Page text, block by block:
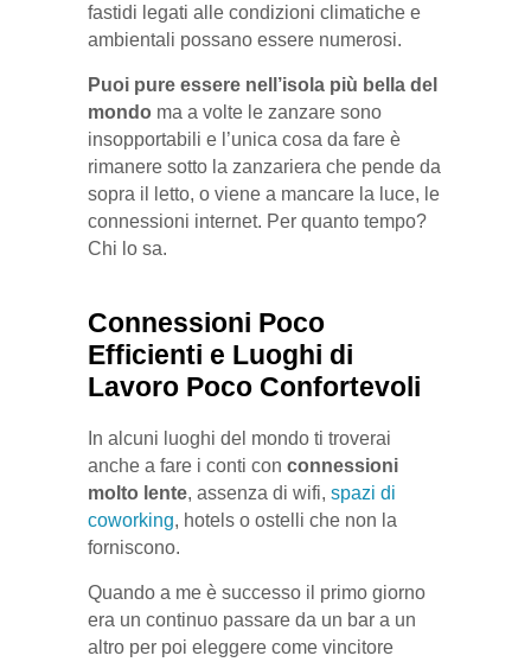
fastidi legati alle condizioni climatiche e
ambientali possano essere numerosi.
Puoi pure essere nell’isola più bella del
mondo ma a volte le zanzare sono
insopportabili e l’unica cosa da fare è
rimanere sotto la zanzariera che pende da
sopra il letto, o viene a mancare la luce, le
connessioni internet. Per quanto tempo?
Chi lo sa.
Connessioni Poco
Efficienti e Luoghi di
Lavoro Poco Confortevoli
In alcuni luoghi del mondo ti troverai
anche a fare i conti con connessioni
molto lente, assenza di wifi, spazi di
coworking, hotels o ostelli che non la
forniscono.
Quando a me è successo il primo giorno
era un continuo passare da un bar a un
altro per poi eleggere come vincitore